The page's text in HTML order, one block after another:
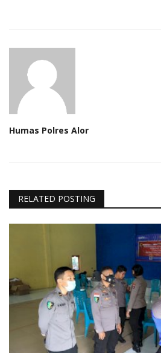
Humas Polres Alor
RELATED POSTING